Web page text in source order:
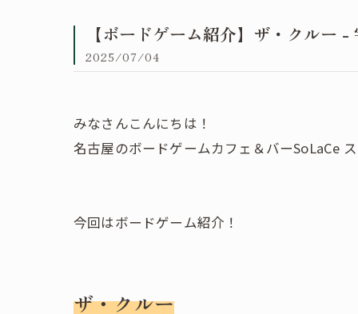
【ボードゲーム紹介】ザ・クルー
2025/07/04
みなさんこんにちは！
名古屋のボードゲームカフェ＆バーSoLaCe
今回はボードゲーム紹介！
ザ・クルー